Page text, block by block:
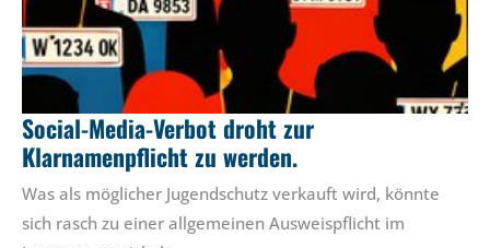
Social-Media-Verbot droht zur
Klarnamenpflicht zu werden.
Was als möglicher Jugendschutz verkauft wird, könnte
sich rasch zu einer allgemeinen Ausweispflicht im